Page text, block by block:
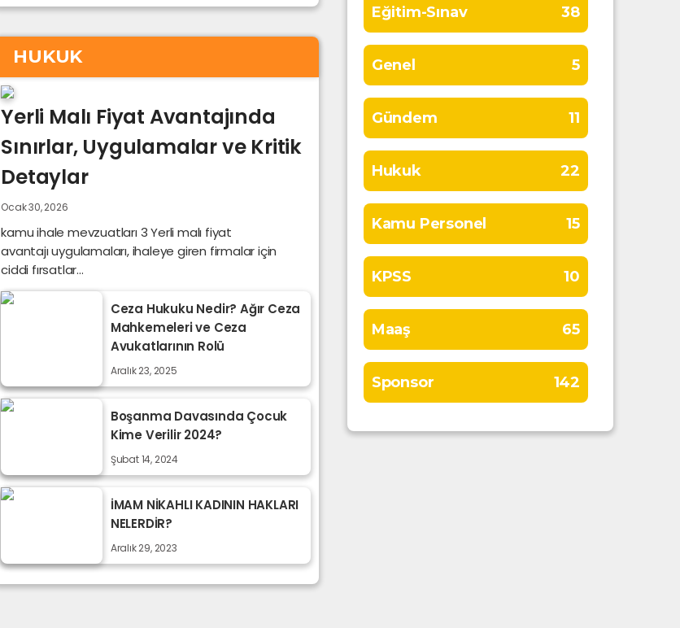
HUKUK
Yerli Malı Fiyat Avantajında
Sınırlar, Uygulamalar ve Kritik
Detaylar
Ocak 30, 2026
kamu ihale mevzuatları 3 Yerli malı fiyat
avantajı uygulamaları, ihaleye giren firmalar için
ciddi fırsatlar...
Ceza Hukuku Nedir? Ağır Ceza
Mahkemeleri ve Ceza
Avukatlarının Rolü
Aralık 23, 2025
Boşanma Davasında Çocuk
Kime Verilir 2024?
Şubat 14, 2024
İMAM NİKAHLI KADININ HAKLARI
NELERDİR?
Aralık 29, 2023
Eğitim-Sınav 38
Genel 5
Gündem 11
Hukuk 22
Kamu Personel 15
KPSS 10
Maaş 65
Sponsor 142